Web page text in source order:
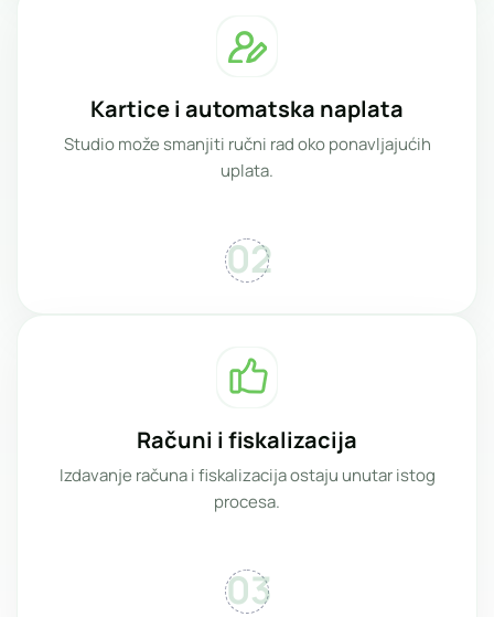
Kartice i automatska naplata
Studio može smanjiti ručni rad oko ponavljajućih
uplata.
02
Računi i fiskalizacija
Izdavanje računa i fiskalizacija ostaju unutar istog
procesa.
03